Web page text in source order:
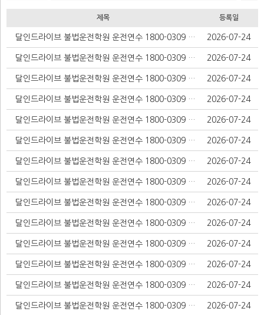
제목 등록일
달인드라이브 불법운전학원 운전연수 1800-0309 실명확인 계좌내역추적 구인광고글 올린사람을 찾아라 범인이다 동작구운전연수 4일코스 받은후 자신감 얻은 실전 후기 2026-07-24
달인드라이브 불법운전학원 운전연수 1800-0309 실명확인 계좌내역추적 구인광고글 올린사람을 찾아라 범인이다 영종도 방문운전연수 비용 차선 유지 자신감을 얻으며 성장한 경험담 2026-07-24
달인드라이브 불법운전학원 운전연수 1800-0309 경찰청 조사중 구로구운전연수 실전위주 기본기 익히고 자신감 찾은 후기 2026-07-24
달인드라이브 불법운전학원 운전연수 1800-0309 강제 성추행 금천구운전연수 실전 감각 익히면서 만족했던 후기 2026-07-24
달인드라이브 불법운전학원 운전연수 1800-0309 교차로,벼룩시장 구인광고글 올린사람을 찾아라 범인이다 양천구운전연수 도로연수 자신감 회복한 베테랑 2026-07-24
달인드라이브 불법운전학원 운전연수 1800-0309 불법학원 도봉운전연수 맞춤 커리큘럼 진행 방식 2026-07-24
달인드라이브 불법운전학원 운전연수 1800-0309 GPS 추적중 성동구운전연수 10시간 도로연수 출퇴근 내돈내산 마스터 2026-07-24
달인드라이브 불법운전학원 운전연수 1800-0309 불법학원 수원 팔달구 운전연수 학원 추천 출퇴근 운전 적응에 도움을 받은 성장 이야기 2026-07-24
달인드라이브 불법운전학원 운전연수 1800-0309 경찰청 조사중 용인 운전연수 도로연수 방문운전연수 운전면허 2026-07-24
달인드라이브 불법운전학원 운전연수 1800-0309 경찰청 조사중 용인 운전연수 도로연수 방문운전연수 운전면허 2026-07-24
달인드라이브 불법운전학원 운전연수 1800-0309 사기 보이스피싱 2차 범죄 노출중 구미운전연수, 긍정적 자세로 바꾼 첫걸음 2026-07-24
달인드라이브 불법운전학원 운전연수 1800-0309 대포폰으로 영업중 사기업체 김포시방문운전연수 초보 장롱 자동차 도로연수 비용 무서운 분들께 강추 2026-07-24
달인드라이브 불법운전학원 운전연수 1800-0309 강제 성추행 구로운전연수 기초부터 주차까지 배운 후기 2026-07-24
달인드라이브 불법운전학원 운전연수 1800-0309 불법학원 서울운전연수 시간 내어 받아본 내돈내산 후기 ! 2026-07-24